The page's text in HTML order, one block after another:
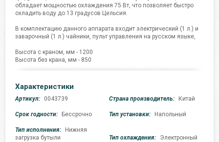
обладает мощностью охлаждения 75 Вт, что позволяет быстро
охладить воду до 13 градусов Цельсия.
В комплектацию данного аппарата входит электрический (1 л.) и
заварочный (1 л.) чайники, пульт управления на русском языке,
Высота с краном, мм - 1200
Высота без крана, мм - 850
Характеристики
Артикул: 0043739 Страна производитель: Китай
Срок годности: Бессрочно Тип установки: Напольный
Тип исполнения:
Нижняя
загрузка бутыли
Тип охлаждения: Электронный